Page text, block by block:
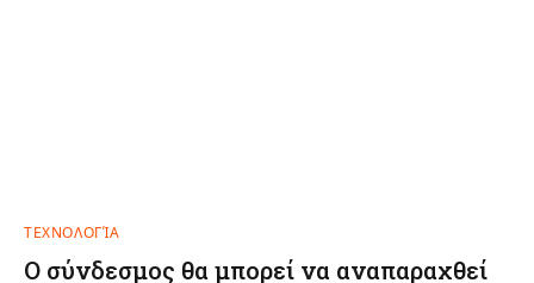
ΤΕΧΝΟΛΟΓΊΑ
Ο σύνδεσμος θα μπορεί να αναπαραχθεί